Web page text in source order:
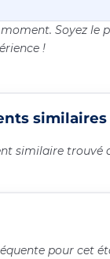
Soyez le
!
similaires
similaire trouvé
pour cet